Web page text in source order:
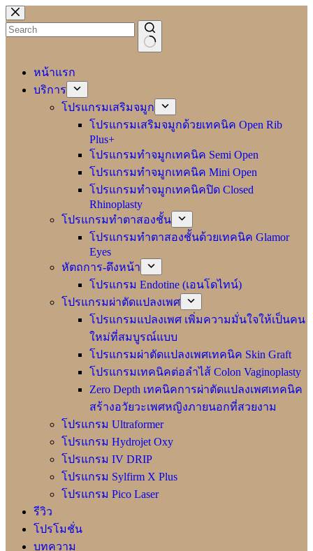
Skip
to
content
results หน้าแรก
บริการ
โปรแกรมเสริมจมูก
โปรแกรมเสริมจมูกด้วยเทคนิค Open Rib
Plus+
โปรแกรมทำจมูกเทคนิค Semi Open
โปรแกรมทำจมูกเทคนิค Mini Open
โปรแกรมทำจมูกเทคนิคปิด Closed
Rhinoplasty
โปรแกรมทำตาสองชั้น
โปรแกรมทำตาสองชั้นด้วยเทคนิค Glamor
Eyes
หัตถการ-ดึงหน้า
โปรแกรม Endotine (เอนโดไทน์)
โปรแกรมผ่าตัดแปลงเพศ
โปรแกรมแปลงเพศ เพิ่มความมั่นใจให้เป็นคน
ใหม่ที่สมบูรณ์แบบ
โปรแกรมผ่าตัดแปลงเพศเทคนิค Skin Graft
โปรแกรมเทคนิคต่อลำไส้ Colon Vaginoplasty
Zero Depth เทคนิคการผ่าตัดแปลงเพศเทคนิค
สร้างอวัยวะเพศหญิงภายนอกที่สวยงาม
โปรแกรม Ultraformer
โปรแกรม Hydrojet Oxy
โปรแกรม IV DRIP
โปรแกรม Sylfirm X Plus
โปรแกรม Pico Laser
รีวิว
โปรโมชั่น
บทความ